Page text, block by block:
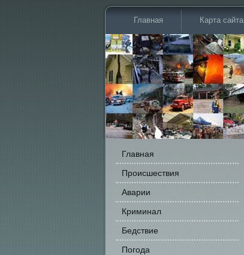
Главная Карта сайта
Главная
Происшестви­я
Аварии
Криминал
Бедстви­е
Погода